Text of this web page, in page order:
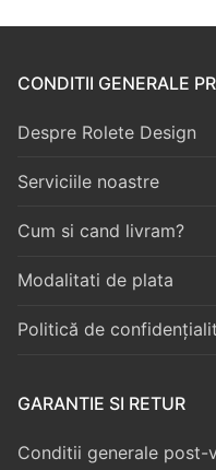
CONDITII GENERALE
Despre Rolete Design
Serviciile noastre
Cum si cand livram?
Modalitati de plata
Politică de
GARANTIE SI RETUR
Conditii generale post-